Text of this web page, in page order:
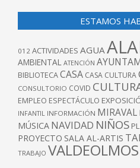
ESTAMOS
012 ACTIVIDADES AGUA
AMBIENTAL ATENCIÓN
BIBLIOTECACASA CASA CULTURA
CONSULTORIO COVID
EMPLEO ESPECTÁCULO
INFANTIL INFORMACIÓN MIRAVAL
MÚSICA NAVIDAD NIÑOS
PROYECTO SALA AL-ARTIS
TRABAJO VALDEOLMOS